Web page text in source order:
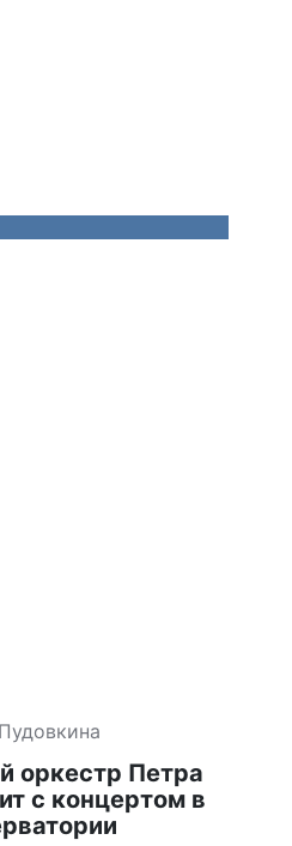
оркестр Петра
с концертом в